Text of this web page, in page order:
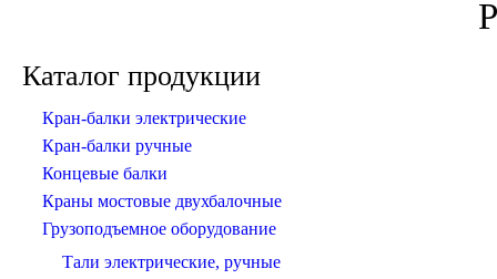
Каталог продукции
Кран-балки электрические
Кран-балки ручные
Концевые балки
Краны мостовые двухбалочные
Грузоподъемное оборудование
Тали электрические, ручные